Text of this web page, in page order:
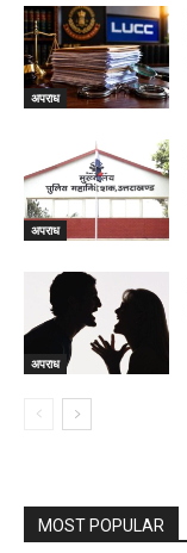
अपराध
अपराध
अपराध
MOST POPULAR